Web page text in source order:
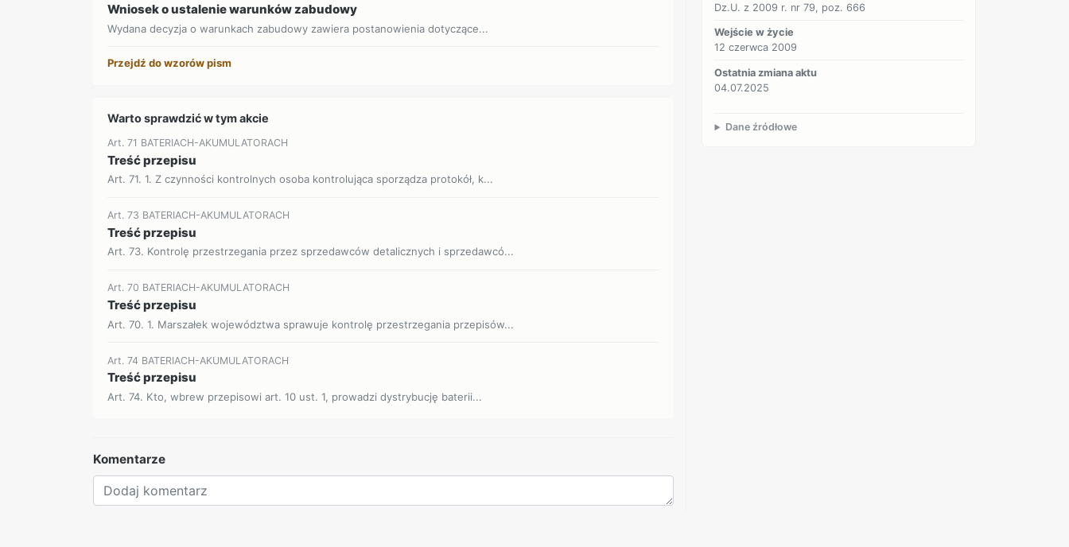
Wniosek o ustalenie warunków zabudowy
Wydana decyzja o warunkach zabudowy zawiera postanowienia dotyczące...
Przejdź do wzorów pism
Warto sprawdzić w tym akcie
Art. 71 BATERIACH-AKUMULATORACH
Treść przepisu
Art. 71. 1. Z czynności kontrolnych osoba kontrolująca sporządza protokół, k...
Art. 73 BATERIACH-AKUMULATORACH
Treść przepisu
Art. 73. Kontrolę przestrzegania przez sprzedawców detalicznych i sprzedawcó...
Art. 70 BATERIACH-AKUMULATORACH
Treść przepisu
Art. 70. 1. Marszałek województwa sprawuje kontrolę przestrzegania przepisów...
Art. 74 BATERIACH-AKUMULATORACH
Treść przepisu
Art. 74. Kto, wbrew przepisowi art. 10 ust. 1, prowadzi dystrybucję baterii...
Komentarze
Dz.U. z 2009 r. nr 79, poz. 666
Wejście w życie
12 czerwca 2009
Ostatnia zmiana aktu
04.07.2025
Dane źródłowe